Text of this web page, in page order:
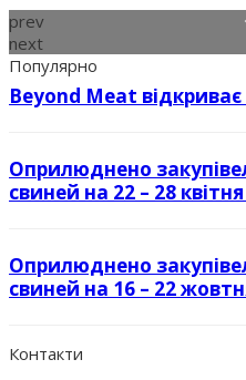
prev
next
Популярно
Beyond Meat
Оприлюднено
свиней на 22 – 28
Оприлюднено
свиней на 16 – 22
Контакти